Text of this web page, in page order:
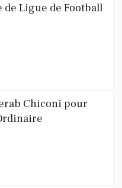
de Ligue de Football
Chiconi pour